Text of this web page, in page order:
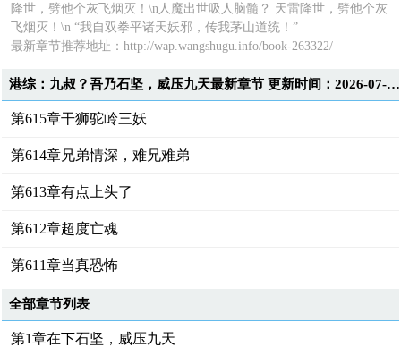
降世，劈他个灰飞烟灭！\n人魔出世吸人脑髓？ 天雷降世，劈他个灰
飞烟灭！\n “我自双拳平诸天妖邪，传我茅山道统！”
最新章节推荐地址：http://wap.wangshugu.info/book-263322/
港综：九叔？吾乃石坚，威压九天最新章节 更新时间：2026-07-30T23:59:23
第615章干狮驼岭三妖
第614章兄弟情深，难兄难弟
第613章有点上头了
第612章超度亡魂
第611章当真恐怖
全部章节列表
第1章在下石坚，威压九天